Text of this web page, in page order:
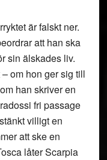
är falskt ner.
att han ska
sin älskades liv.
om hon ger sig till
han skriver en
fri passage
villigt en
att ske en
låter Scarpia